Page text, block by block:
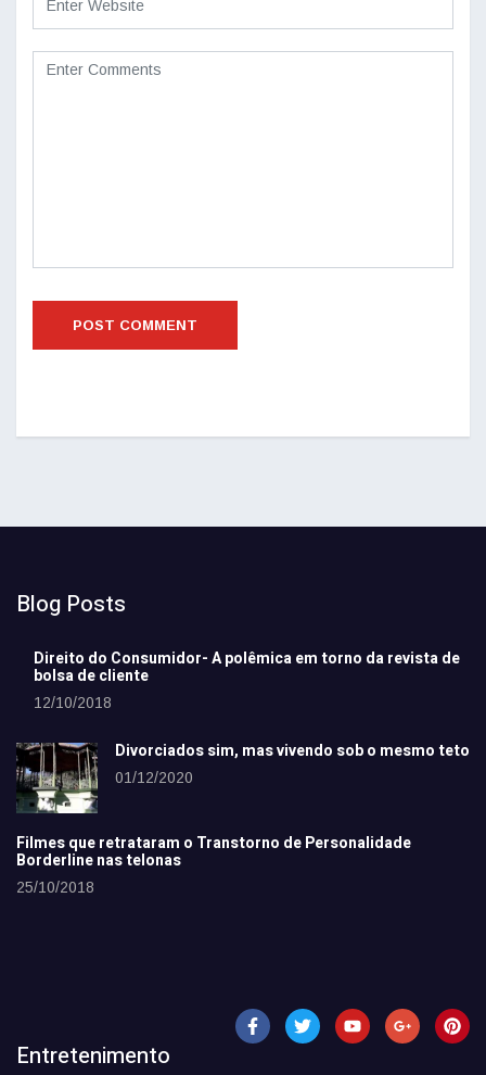
Blog Posts
Direito do Consumidor- A polêmica em torno da revista de
bolsa de cliente
12/10/2018
Divorciados sim, mas vivendo sob o mesmo teto
01/12/2020
Filmes que retrataram o Transtorno de Personalidade
Borderline nas telonas
25/10/2018
Entretenimento